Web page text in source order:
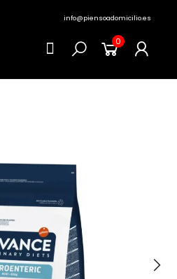
info@piensoadomicilio.es
0